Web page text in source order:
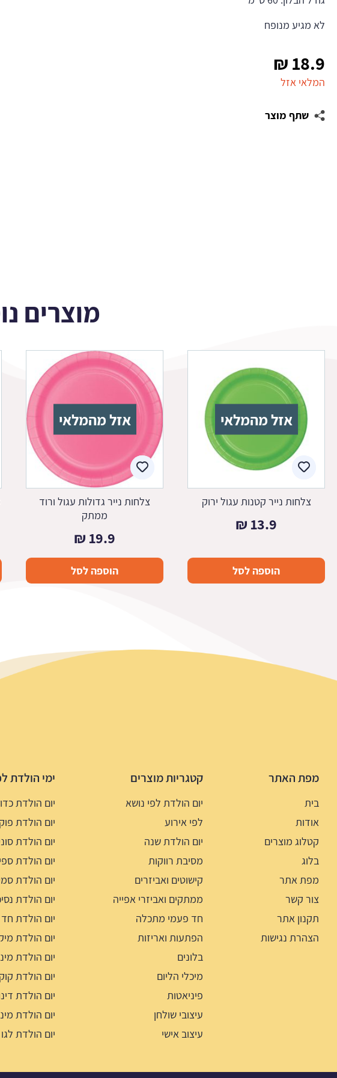
לא מגיע מנופח
18.9
₪
המלאי אזל
שתף מוצר
מוצרים
אזל מהמלאי
צלחות נייר קטנות עגול ירוק
13.9
₪
הוספה לסל
אזל מהמלאי
צלחות נייר גדולות עגול ורוד
ממתק
19.9
₪
הוספה לסל
מפת האתר
בית
אודות
קטלוג מוצרים
בלוג
מפת אתר
צור קשר
תקנון אתר
הצהרת נגישות
קטגריות מוצרים
יום הולדת לפי נושא
לפי אירוע
יום הולדת שנה
מסיבת רווקות
קישוטים ואביזרים
ממתקים ואביזרי אפייה
חד פעמי מתכלה
הפתעות ואריזות
בלונים
מיכלי הליום
פיניאטות
עיצובי שולחן
עיצוב אישי
ימי הולדת
יום הולדת
יום הולדת
יום הולדת
יום הולדת
יום הולדת
יום הולדת
יום הולדת
יום הולדת
יום הולדת
יום הולדת
יום הולדת
יום הולדת
יום הולדת לגו